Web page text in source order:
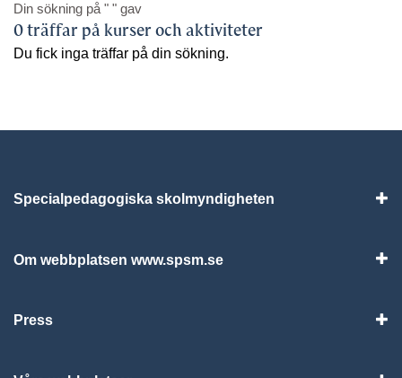
Din sökning på " " gav
0 träffar på kurser och aktiviteter
Du fick inga träffar på din sökning.
Specialpedagogiska skolmyndigheten
Om webbplatsen www.spsm.se
Press